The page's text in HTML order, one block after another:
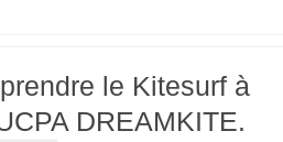
le Kitesurf à
DREAMKITE.